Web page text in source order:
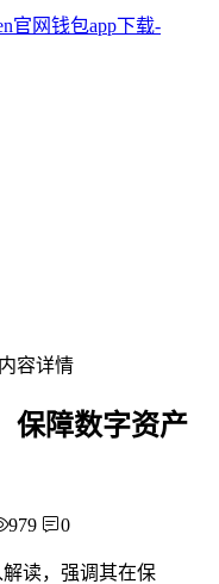
内容详情
保障数字资产
979 0
读，强调其在保